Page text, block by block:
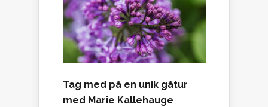
Tag med på en unik gåtur
med Marie Kallehauge